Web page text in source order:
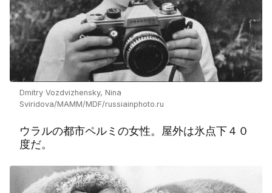
Dmitry Vozdvizhensky, Nina
Sviridova/MAMM/MDF/russiainphoto.ru
ウラルの都市ペルミの女性。屋外は氷点下４０
度だ。